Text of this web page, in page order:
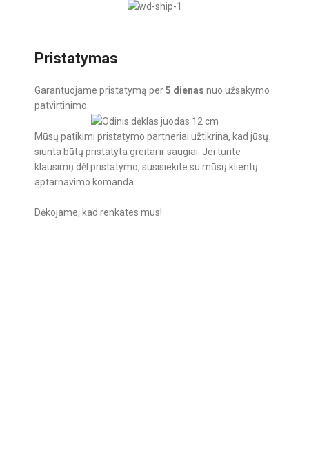
Pristatymas
Garantuojame pristatymą per5 dienas nuo užsakymo
patvirtinimo.
Mūsų patikimi pristatymo partneriai užtikrina, kad jūsų
siunta būtų pristatyta greitai ir saugiai. Jei turite
klausimų dėl pristatymo, susisiekite su mūsų klientų
aptarnavimo komanda.
Dėkojame, kad renkates mus!